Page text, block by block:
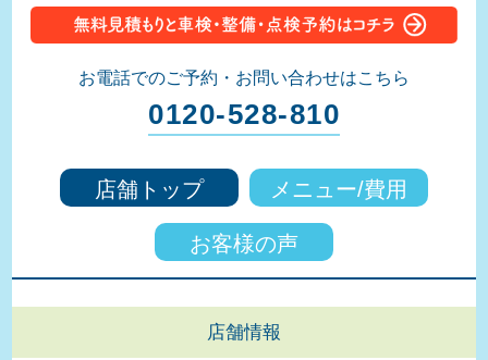
行っており周辺でショッピングを楽しむことも可能
車検の予約をされた場合の割引なども行っており、
整備や点検、塗装から鈑金、任意保険のご相談など
いたします。
車検の際に室内消臭・抗菌処理をもれなくプ
お電話でのご予約・お問い合わせはこちら
0120-528-810
店舗トップ メニュー/費用
お客様の声
店舗情報